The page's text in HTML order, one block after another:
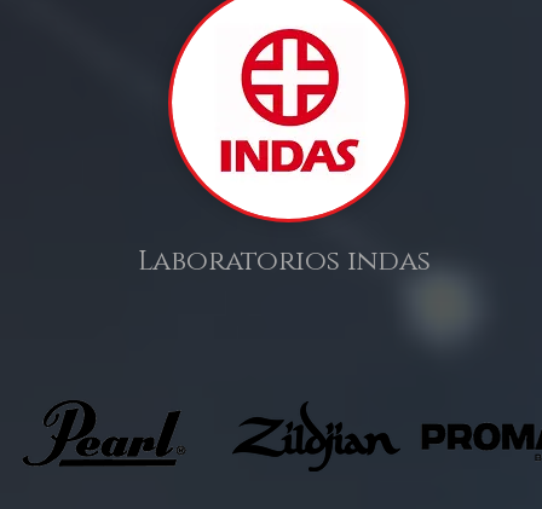
Laboratorios indas